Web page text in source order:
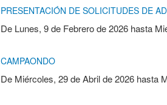
PRESENTACIÓN DE SOLICITUDES DE
De Lunes, 9 de Febrero de 2026hasta
CAMPAONDO
De Miércoles, 29 de Abril de 2026hasta